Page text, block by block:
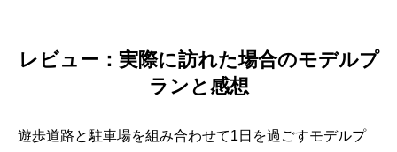
レビュー：実際に訪れた場合のモデルプ
ランと感想
遊歩道路と駐車場を組み合わせて1日を過ごすモデルプ